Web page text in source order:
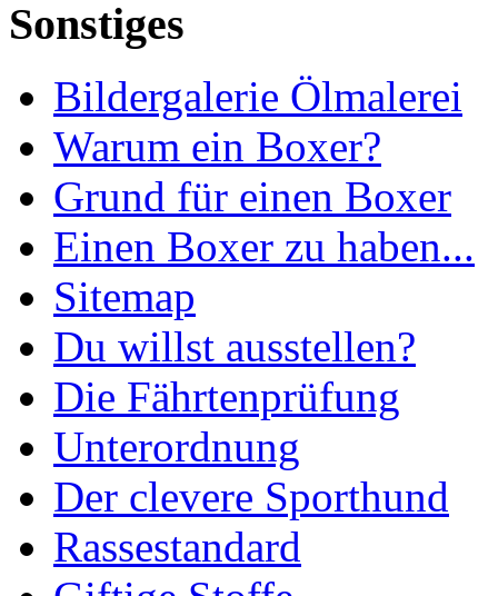
Sonstiges
Bildergalerie Ölmalerei
Warum ein Boxer?
Grund für einen Boxer
Einen Boxer zu haben...
Sitemap
Du willst ausstellen?
Die Fährtenprüfung
Unterordnung
Der clevere Sporthund
Rassestandard